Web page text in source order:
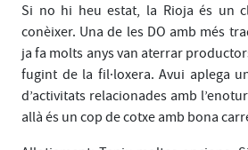
Si no hi heu estat, la Rioja és un
conèixer. Una de les DO amb més
ja fa molts anys van aterrar
fugint de la fil·loxera. Avui aplega
d’activitats relacionades amb
allà és un cop de cotxe amb bona